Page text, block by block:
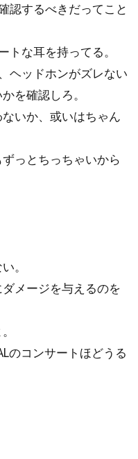
認するべきだってこと
トな耳を持ってる。
ヘッドホンがズレない
を確認しろ。
いか、或いはちゃん
っとちっちゃいから
。
メージを与えるのを
のコンサートほどうる